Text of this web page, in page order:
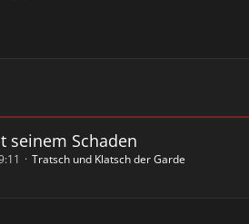
seinem Schaden
Tratsch und Klatsch der Garde